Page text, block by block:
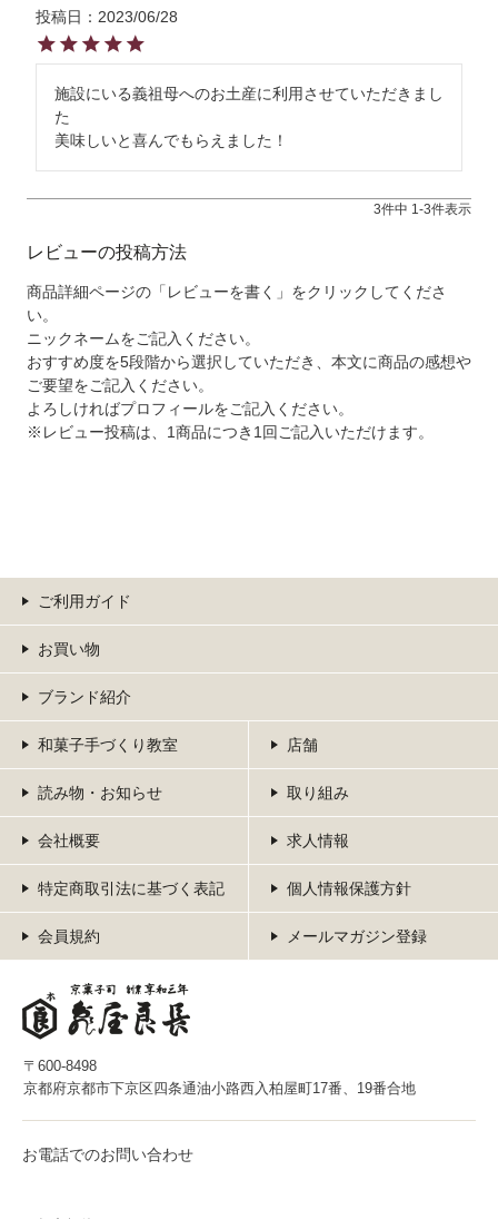
投稿日
2023/06/28
施設にいる義祖母へのお土産に利用させていただきまし
た
美味しいと喜んでもらえました！
3件中 1-3件表示
レビューの投稿方法
商品詳細ページの「レビューを書く」をクリックしてくださ
い。
ニックネームをご記入ください。
おすすめ度を5段階から選択していただき、本文に商品の感想や
ご要望をご記入ください。
よろしければプロフィールをご記入ください。
※レビュー投稿は、1商品につき1回ご記入いただけます。
ご利用ガイド
お買い物
ブランド紹介
和菓子手づくり教室 店舗
読み物・お知らせ 取り組み
会社概要 求人情報
特定商取引法に基づく表記 個人情報保護方針
会員規約 メールマガジン登録
〒600-8498
京都府京都市下京区四条通油小路西入柏屋町17番、19番合地
お電話でのお問い合わせ